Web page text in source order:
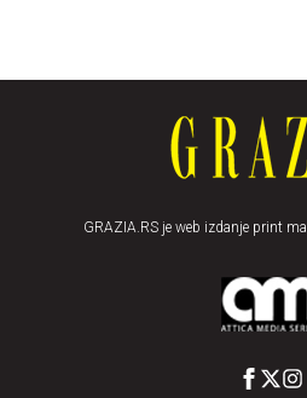
GRAZIA.RS je web izdanje print